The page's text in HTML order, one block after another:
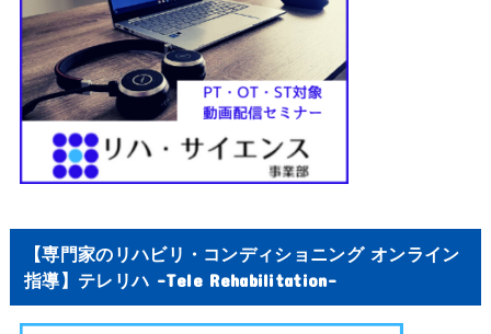
【専門家のリハビリ・コンディショニング オンライン
指導】テレリハ -Tele Rehabilitation-